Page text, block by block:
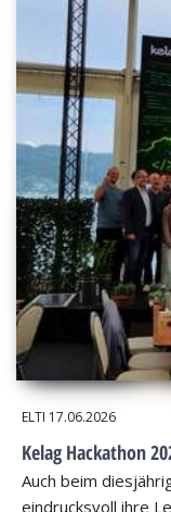
ELTI 17.06.2026
Kelag Hackathon
Auch beim
eindrucksvoll ihre